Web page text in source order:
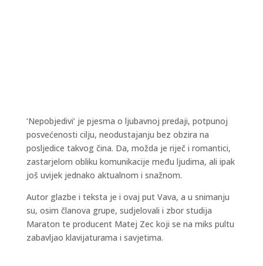
‘Nepobjedivi’ je pjesma o ljubavnoj predaji, potpunoj
posvećenosti cilju, neodustajanju bez obzira na
posljedice takvog čina. Da, možda je riječ i romantici,
zastarjelom obliku komunikacije među ljudima, ali ipak
još uvijek jednako aktualnom i snažnom.
Autor glazbe i teksta je i ovaj put Vava, a u snimanju
su, osim članova grupe, sudjelovali i zbor studija
Maraton te producent Matej Zec koji se na miks pultu
zabavljao klavijaturama i savjetima.